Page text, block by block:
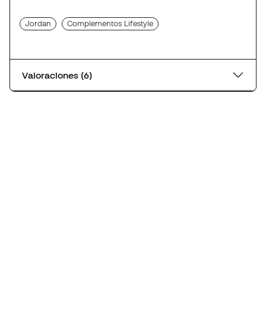
Jordan Complementos Lifestyle
Valoraciones (6)